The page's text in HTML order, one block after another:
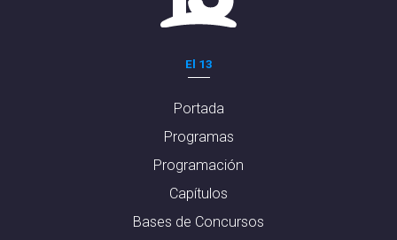
El 13
Portada
Programas
Programación
Capítulos
Bases de Concursos